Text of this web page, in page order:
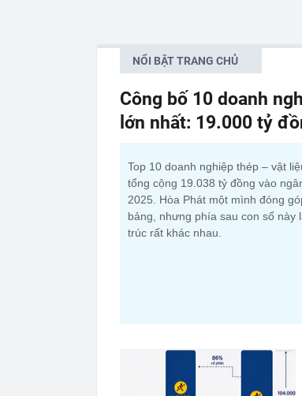
NỔI BẬT TRANG CHỦ
Công bố 10 doanh
lớn nhất: 19.000 tỷ
Top 10 doanh nghiệp thép – vật
tổng cộng 19.038 tỷ đồng vào
2025. Hòa Phát một mình đóng
bảng, nhưng phía sau con số này
trúc rất khác nhau.